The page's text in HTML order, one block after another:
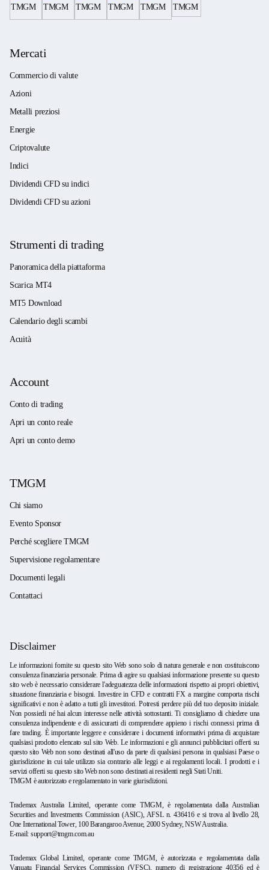
Mercati
Commercio di valute
Azioni
Metalli preziosi
Energie
Criptovalute
Indici
Dividendi CFD su indici
Dividendi CFD su azioni
Strumenti di trading
Panoramica della piattaforma
Scarica MT4
MT5 Download
Calendario degli scambi
Acuità
Account
Conto di trading
Apri un conto reale
Apri un conto demo
TMGM
Chi siamo
Evento Sponsor
Perché scegliere TMGM
Supervisione regolamentare
Documenti legali
Contattaci
Disclaimer
Le informazioni fornite su questo sito Web sono solo di natura generale e non costituiscono
consulenza finanziaria personale. Prima di agire su qualsiasi informazione presente su questo
sito web è necessario considerare l'adeguatezza delle informazioni rispetto ai propri obiettivi,
situazione finanziaria e bisogni. Investire in CFD e contratti FX a margine comporta rischi
significativi e non è adatto a tutti gli investitori. Potresti perdere più del tuo deposito iniziale.
Non possiedi né hai alcun interesse nelle attività sottostanti. Ti consigliamo di chiedere una
consulenza indipendente e di assicurarti di comprendere appieno i rischi connessi prima di
fare trading. È importante leggere e considerare i documenti informativi prima di acquistare
qualsiasi prodotto elencato sul sito Web. Le informazioni e gli annunci pubblicitari offerti su
questo sito Web non sono destinati all'uso da parte di qualsiasi persona in qualsiasi Paese o
giurisdizione in cui tale utilizzo sia contrario alle leggi e ai regolamenti locali. I prodotti e i
servizi offerti su questo sito Web non sono destinati ai residenti negli Stati Uniti.
TMGM è autorizzato e regolamentato in varie giurisdizioni.
Trademax Australia Limited, operante come TMGM, è regolamentata dalla Australian
Securities and Investments Commission (ASIC), AFSL n. 436416 e si trova al livello 28,
One International Tower, 100 Barangaroo Avenue, 2000 Sydney, NSW Australia.
E-mail: support@tmgm.com.au
Trademax Global Limited, operante come TMGM, è autorizzata e regolamentata dalla
Vanuatu Financial Services Commission (VFSC), numero di registrazione 40356 ed è